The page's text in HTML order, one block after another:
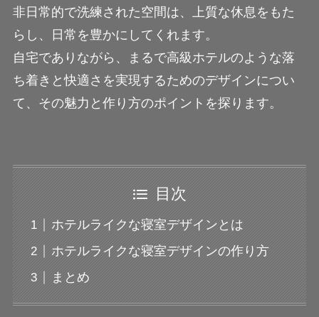
非日常的で洗練された空間は、上質な休息をもた
らし、日常を豊かにしてくれます。
自宅でありながら、まるで高級ホテルのような落
ち着きと快適さを実現するためのデザインについ
て、その魅力と作り方のポイントを探ります。
目次
ホテルライクな寝室デザインとは
ホテルライクな寝室デザインの作り方
まとめ